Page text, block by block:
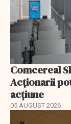
Comcereal
Acționarii
acțiune
05 AUGUST 2026